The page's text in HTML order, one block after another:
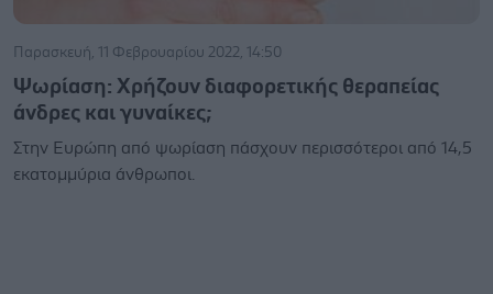
Παρασκευή, 11 Φεβρουαρίου 2022, 14:50
Ψωρίαση: Χρήζουν διαφορετικής θεραπείας
άνδρες και γυναίκες;
Στην Ευρώπη από ψωρίαση πάσχουν περισσότεροι από 14,5
εκατομμύρια άνθρωποι.